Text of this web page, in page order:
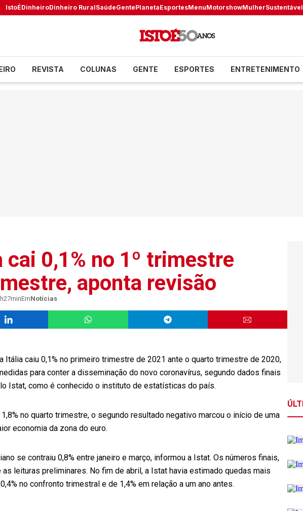
IstoÉDinheiroDinheiro RuralSaúdeGentePlanetaEsportesMenuMotorshowMulherSustentável
REVISTA COLUNAS GENTE ESPORTES ENTRETENIMENTO
cai 0,1% no 1º trimestre
aponta revisão
EmNotícias
Itália caiu 0,1% no primeiro trimestre de 2021 ante o quarto trimestre de 2020,
para conter a disseminação do novo coronavírus, segundo dados finais
Istat, como é conhecido o instituto de estatísticas do país.
no quarto trimestre, o segundo resultado negativo marcou o início de uma
economia da zona do euro.
se contraiu 0,8% entre janeiro e março, informou a Istat. Os números finais,
leituras preliminares. No fim de abril, a Istat havia estimado quedas mais
no confronto trimestral e de 1,4% em relação a um ano antes.